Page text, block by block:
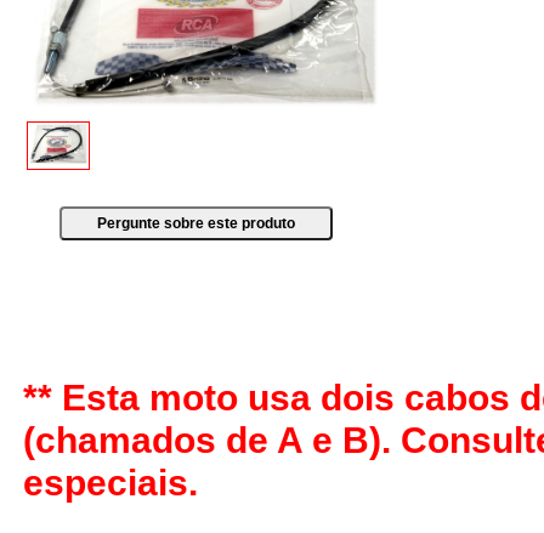
** Esta moto usa dois cabos
(chamados de A e B).
especiais.